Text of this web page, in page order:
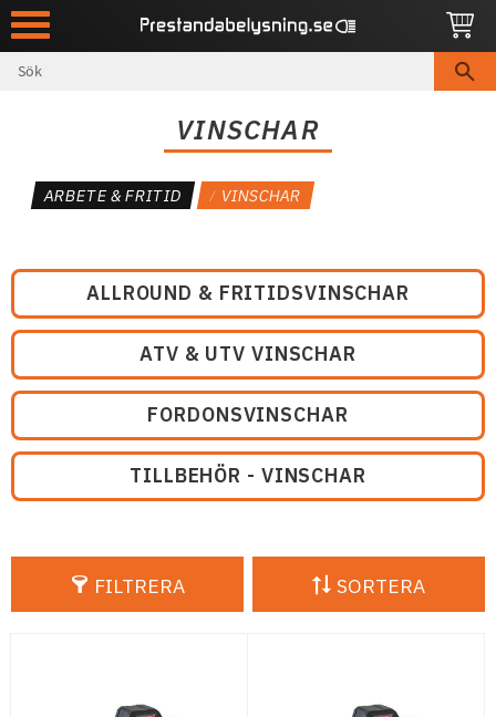
Meny
VINSCHAR
ARBETE & FRITID VINSCHAR
ALLROUND & FRITIDSVINSCHAR
ATV & UTV VINSCHAR
FORDONSVINSCHAR
TILLBEHÖR - VINSCHAR
FILTRERA SORTERA